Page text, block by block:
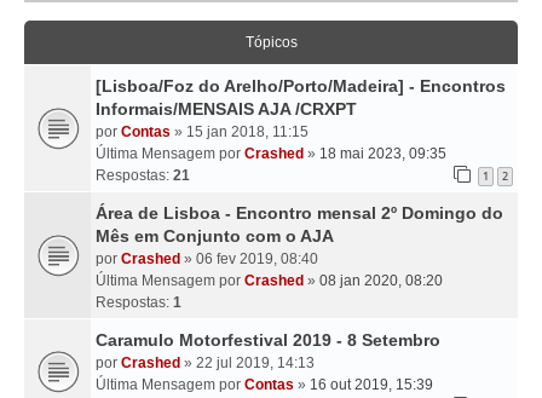
Tópicos
[Lisboa/Foz do Arelho/Porto/Madeira] - Encontros
Informais/MENSAIS AJA /CRXPT
por Contas » 15 jan 2018, 11:15
Última Mensagem por Crashed » 18 mai 2023, 09:35
Respostas: 21 1 2
Área de Lisboa - Encontro mensal 2º Domingo do
Mês em Conjunto com o AJA
por Crashed » 06 fev 2019, 08:40
Última Mensagem por Crashed » 08 jan 2020, 08:20
Respostas: 1
Caramulo Motorfestival 2019 - 8 Setembro
por Crashed » 22 jul 2019, 14:13
Última Mensagem por Contas » 16 out 2019, 15:39